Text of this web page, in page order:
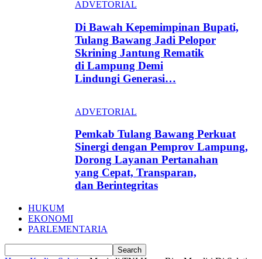
ADVETORIAL
Di Bawah Kepemimpinan Bupati,
Tulang Bawang Jadi Pelopor
Skrining Jantung Rematik
di Lampung Demi
Lindungi Generasi…
ADVETORIAL
Pemkab Tulang Bawang Perkuat
Sinergi dengan Pemprov Lampung,
Dorong Layanan Pertanahan
yang Cepat, Transparan,
dan Berintegritas
HUKUM
EKONOMI
PARLEMENTARIA